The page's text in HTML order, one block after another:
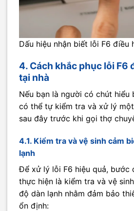
Dấu hiệu nhận biết lỗi F6 điều
4. Cách khắc phục lỗi F6
tại nhà
Nếu bạn là người có chút hiểu
có thể tự kiểm tra và xử lý
sau đây trước khi gọi thợ
4.1. Kiểm tra và vệ sinh cảm
lạnh
Để xử lý lỗi F6 hiệu quả, bước
thực hiện là kiểm tra và vệ
độ dàn lạnh nhằm đảm bảo
ổn định: